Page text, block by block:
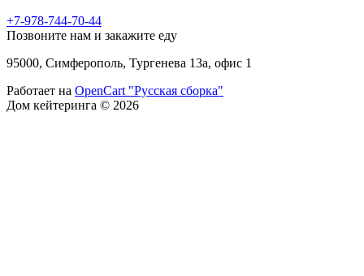
+7-978-744-70-44
Позвоните нам и закажите еду
95000, Симферополь, Тургенева 13а, офис 1
Работает на OpenCart "Русская сборка"
Дом кейтеринга © 2026